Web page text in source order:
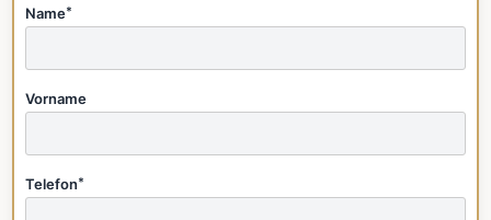
Name*
Vorname
Telefon*